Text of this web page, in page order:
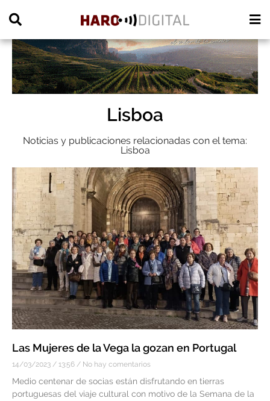
Lisboa
Noticias y publicaciones relacionadas con el tema:
Lisboa
Las Mujeres de la Vega la gozan en Portugal
14/03/2023 13:56 No hay comentarios
Medio centenar de socias están disfrutando en tierras
portuguesas del viaje cultural con motivo de la Semana de la